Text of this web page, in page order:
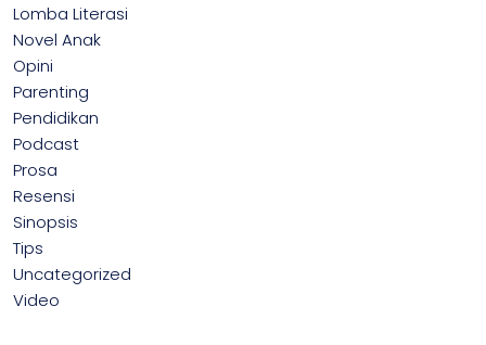
Lomba Literasi
Novel Anak
Opini
Parenting
Pendidikan
Podcast
Prosa
Resensi
Sinopsis
Tips
Uncategorized
Video